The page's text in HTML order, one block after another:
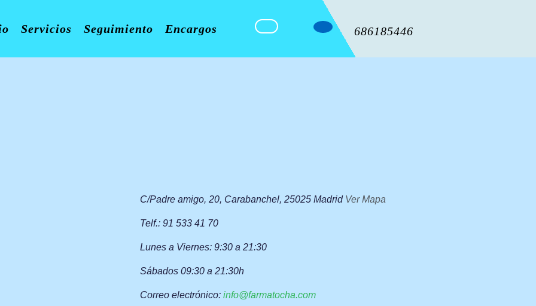
Servicios Seguimiento Encargos 686185446
C/Padre amigo, 20, Carabanchel, 25025 Madrid Ver Mapa
Telf.: 91 533 41 70
Lunes a Viernes: 9:30 a 21:30
Sábados 09:30 a 21:30h
Correo electrónico: info@farmatocha.com